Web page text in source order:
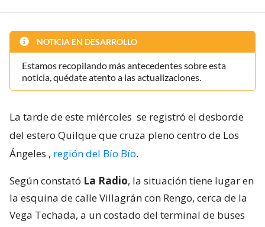
NOTICIA EN DESARROLLO
Estamos recopilando más antecedentes sobre esta
noticia, quédate atento a las actualizaciones.
La tarde de este miércoles se registró el desborde
del estero Quilque que cruza pleno centro de Los
Ángeles , región del Bío Bío.
Según constató La Radio, la situación tiene lugar en
la esquina de calle Villagrán con Rengo, cerca de la
Vega Techada, a un costado del terminal de buses